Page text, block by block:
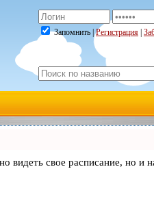
Запомнить |Регистрация
видеть свое расписание, но и